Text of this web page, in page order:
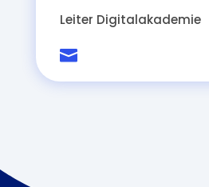
Leiter Digitalakademie
